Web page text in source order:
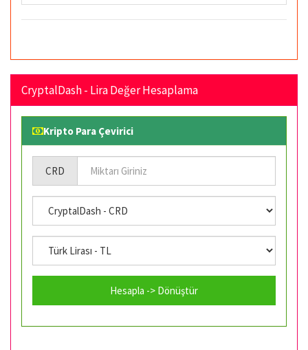
CryptalDash - Lira Değer Hesaplama
Kripto Para Çevirici
CRD
Hesapla -> Dönüştür